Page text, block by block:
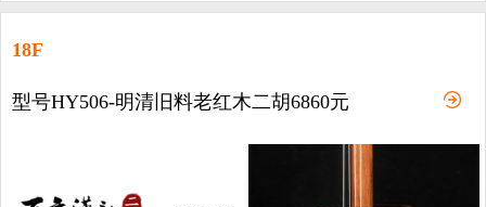
18F
型号HY506-明清旧料老红木二胡6860元